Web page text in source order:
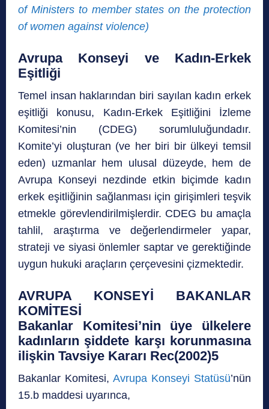
of Ministers to member states on the protection
of women against violence)
Avrupa Konseyi ve Kadın-Erkek
Eşitliği
Temel insan haklarından biri sayılan kadın erkek
eşitliği konusu, Kadın-Erkek Eşitliğini İzleme
Komitesi’nin (CDEG) sorumluluğundadır.
Komite’yi oluşturan (ve her biri bir ülkeyi temsil
eden) uzmanlar hem ulusal düzeyde, hem de
Avrupa Konseyi nezdinde etkin biçimde kadın
erkek eşitliğinin sağlanması için girişimleri teşvik
etmekle görevlendirilmişlerdir. CDEG bu amaçla
tahlil, araştırma ve değerlendirmeler yapar,
strateji ve siyasi önlemler saptar ve gerektiğinde
uygun hukuki araçların çerçevesini çizmektedir.
AVRUPA KONSEYİ BAKANLAR
KOMİTESİ
Bakanlar Komitesi’nin üye ülkelere
kadınların şiddete karşı korunmasına
ilişkin Tavsiye Kararı Rec(2002)5
Bakanlar Komitesi, Avrupa Konseyi Statüsü’nün
15.b maddesi uyarınca,